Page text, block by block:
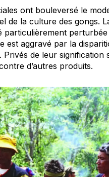
ont bouleversé le
de la culture des gongs.
est aggravé par la
de leur
d’autres produits.